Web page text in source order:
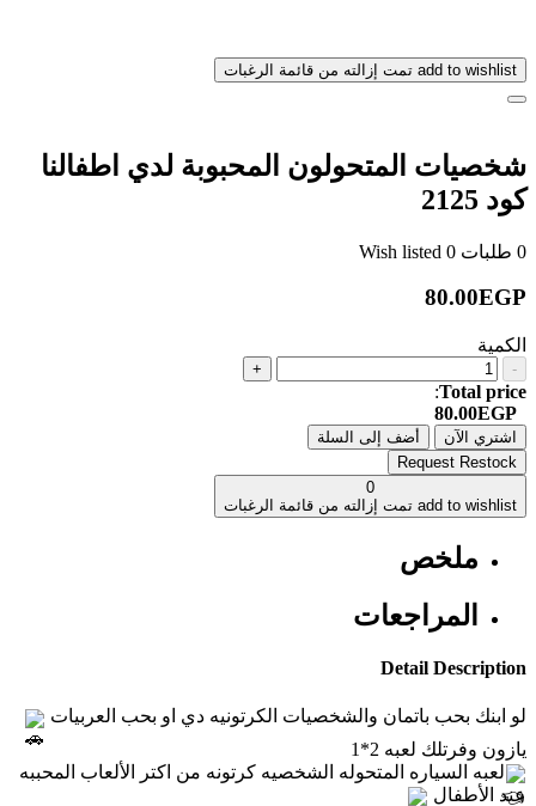
add to wishlist تمت إزالته من قائمة الرغبات
شخصيات المتحولون المحبوبة لدي اطفالنا
كود 2125
0 طلبات 0
80.00EGP
الكمية
-
+
Total price
:
80.00EGP
اشتري الآن
أضف إلى السلة
Request Restock
0
add to wishlist تمت إزالته من قائمة الرغبات
ملخص
المراجعات
Detail Description
لو ابنك بحب باتمان والشخصيات الكرتونيه دي او بحب العربيات
يازون وفرتلك لعبه 2*1
لعبه السياره المتحوله الشخصيه كرتونه من اكتر الألعاب المحببه
عند الأطفال